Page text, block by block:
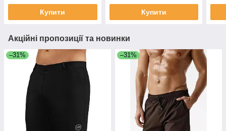
Купити Купити
Акційні пропозиції та новинки
–31% –31%